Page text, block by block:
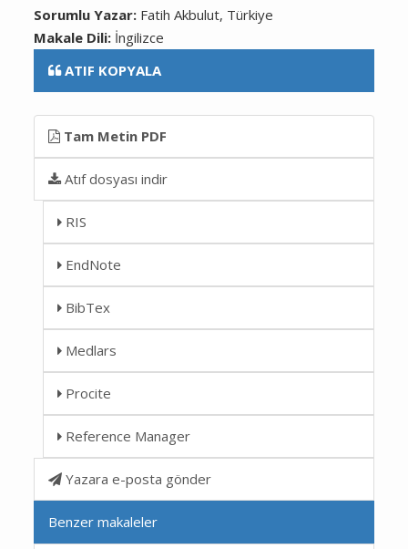
Sorumlu Yazar: Fatih Akbulut, Türkiye
Makale Dili: İngilizce
ATIF KOPYALA
Tam Metin PDF
Atıf dosyası indir
RIS
EndNote
BibTex
Medlars
Procite
Reference Manager
Yazara e-posta gönder
Benzer makaleler